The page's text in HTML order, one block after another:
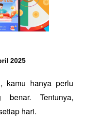
2025
kamu hanya perlu
Tentunya,
hari.